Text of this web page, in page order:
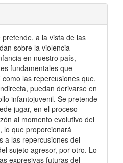
a la vista de las
sobre la violencia
en nuestro país,
fundamentales que
las repercusiones que,
puedan derivarse en
infantojuvenil. Se pretende
jugar, en el proceso
al momento evolutivo del
lo que proporcionará
a las repercusiones del
sujeto agresor, por otro. Lo
expresivas futuras del